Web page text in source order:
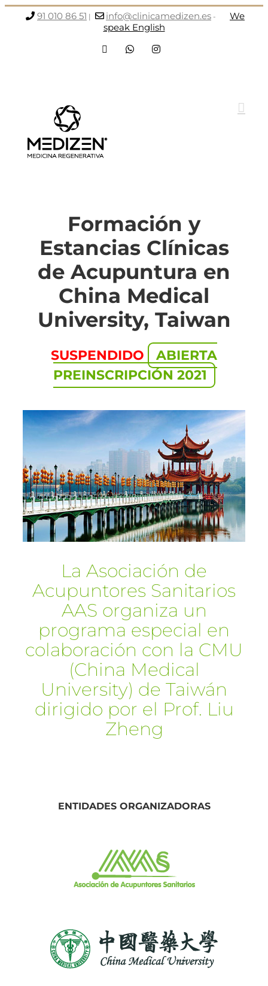
91 010 86 51 | info@clinicamedizen.es -
We
speak English
FacebookWhatsAppInstagram
Formación y
Estancias Clínicas
de Acupuntura en
China Medical
University, Taiwan
SUSPENDIDO
ABIERTA
PREINSCRIPCIÓN 2021
La Asociación de
Acupuntores Sanitarios
AAS organiza un
programa especial en
colaboración con la CMU
(China Medical
University) de Taiwán
dirigido por el Prof. Liu
Zheng
ENTIDADES ORGANIZADORAS